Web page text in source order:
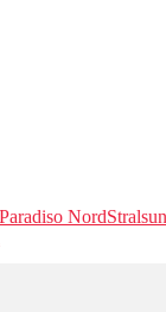
Nord